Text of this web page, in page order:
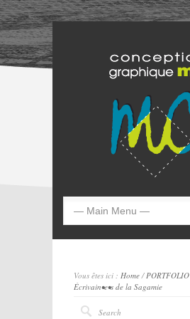
Vous êtes ici : Home/PORTFOLIO
Écrivain•e•s de la Sagamie